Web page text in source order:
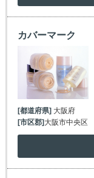
カバーマーク
[都道府県] 大阪府
[市区郡] 大阪市中央区